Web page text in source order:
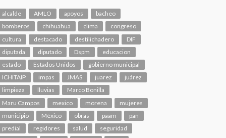
alcalde AMLO apoyos
bacheo
bomberos
chihuahua clima
congreso
cultura
destacado destilichadero
DIF
diputada
diputado Dspm
educacion
estado
Estados Unidos
gobierno municipal
ICHITAIP
impas JMAS juarez
juárez
limpieza
lluvias
Marco Bonilla
Maru Campos
mexico morena
mujeres
municipio
México obras paam
pan
predial
regidores salud
seguridad